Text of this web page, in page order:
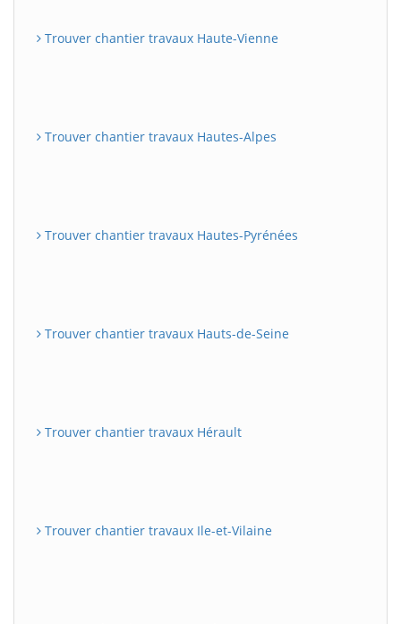
Trouver chantier travaux Haute-Vienne
Trouver chantier travaux Hautes-Alpes
Trouver chantier travaux Hautes-Pyrénées
Trouver chantier travaux Hauts-de-Seine
Trouver chantier travaux Hérault
Trouver chantier travaux Ile-et-Vilaine